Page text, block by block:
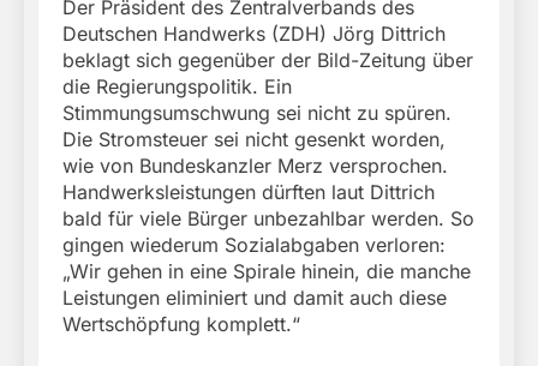
Der Präsident des Zentralverbands des
Deutschen Handwerks (ZDH) Jörg Dittrich
beklagt sich gegenüber der Bild-Zeitung über
die Regierungspolitik. Ein
Stimmungsumschwung sei nicht zu spüren.
Die Stromsteuer sei nicht gesenkt worden,
wie von Bundeskanzler Merz versprochen.
Handwerksleistungen dürften laut Dittrich
bald für viele Bürger unbezahlbar werden. So
gingen wiederum Sozialabgaben verloren:
„Wir gehen in eine Spirale hinein, die manche
Leistungen eliminiert und damit auch diese
Wertschöpfung komplett.“